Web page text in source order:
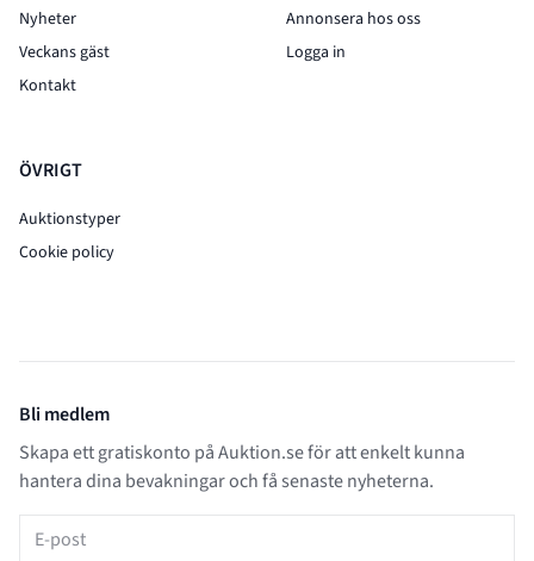
Nyheter
Veckans gäst
Kontakt
ÖVRIGT
Auktionstyper
Cookie policy
Annonsera hos oss
Logga in
Bli medlem
Skapa ett gratiskonto på Auktion.se för att enkelt kunna
hantera dina bevakningar och få senaste nyheterna.
E-post